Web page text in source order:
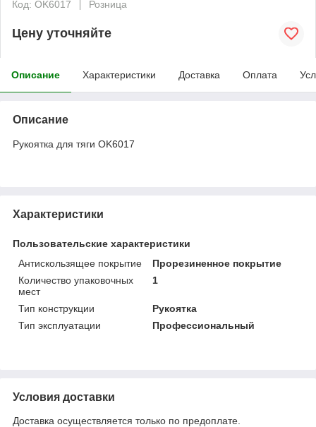
Код: OK6017
Розница
Цену уточняйте
Описание Характеристики Доставка Оплата
Описание
Рукоятка для тяги OK6017
Характеристики
Пользовательские характеристики
Антискользящее покрытие
Прорезиненное покрытие
Количество упаковочных
мест
1
Тип конструкции
Рукоятка
Тип эксплуатации
Профессиональный
Условия доставки
Доставка осуществляется только по предоплате.